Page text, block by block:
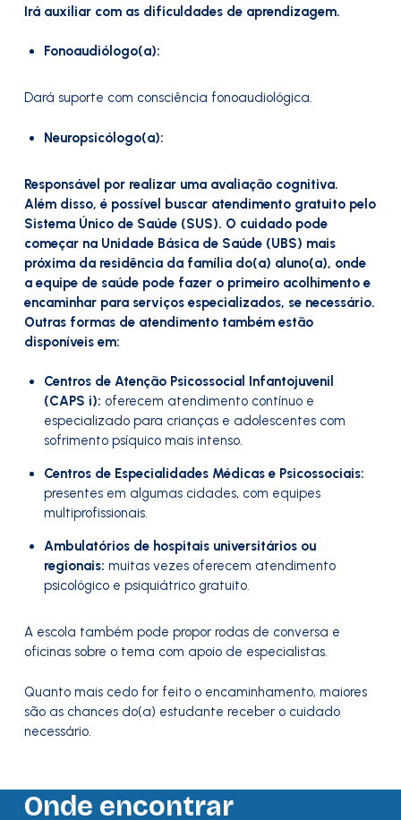
Irá auxiliar com as dificuldades de aprendizagem.
Fonoaudiólogo(a):
Dará suporte com consciência fonoaudiológica.
Neuropsicólogo(a):
Responsável por realizar uma avaliação cognitiva.
Além disso, é possível buscar atendimento gratuito pelo
Sistema Único de Saúde (SUS). O cuidado pode
começar na Unidade Básica de Saúde (UBS) mais
próxima da residência da família do(a) aluno(a), onde
a equipe de saúde pode fazer o primeiro acolhimento e
encaminhar para serviços especializados, se necessário.
Outras formas de atendimento também estão
disponíveis em:
Centros de Atenção Psicossocial Infantojuvenil
(CAPS i): oferecem atendimento contínuo e
especializado para crianças e adolescentes com
sofrimento psíquico mais intenso.
Centros de Especialidades Médicas e Psicossociais:
presentes em algumas cidades, com equipes
multiprofissionais.
Ambulatórios de hospitais universitários ou
regionais: muitas vezes oferecem atendimento
psicológico e psiquiátrico gratuito.
A escola também pode propor rodas de conversa e
oficinas sobre o tema com apoio de especialistas.
Quanto mais cedo for feito o encaminhamento, maiores
são as chances do(a) estudante receber o cuidado
necessário.
Onde encontrar